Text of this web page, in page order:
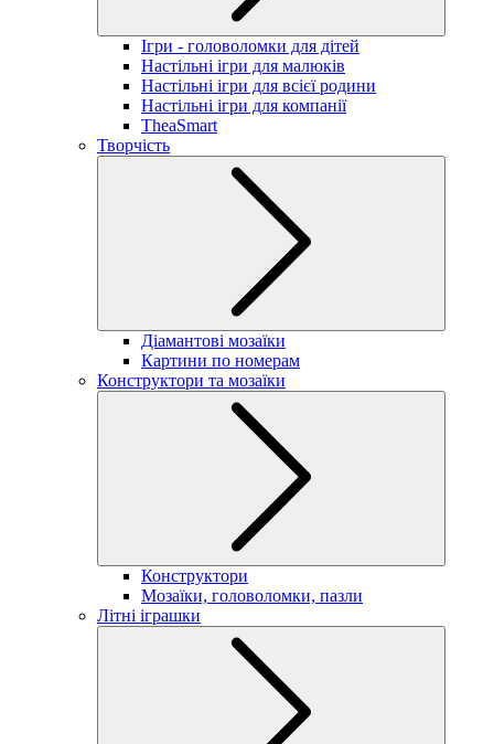
Ігри - головоломки для дітей
Настільні ігри для малюків
Настільні ігри для всієї родини
Настільні ігри для компанії
TheaSmart
Творчість
Діамантові мозаїки
Картини по номерам
Конструктори та мозаїки
Конструктори
Мозаїки, головоломки, пазли
Літні іграшки